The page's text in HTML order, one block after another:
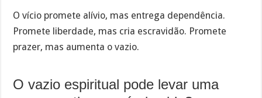
O vício promete alívio, mas entrega dependência.
Promete liberdade, mas cria escravidão. Promete
prazer, mas aumenta o vazio.
O vazio espiritual pode levar uma